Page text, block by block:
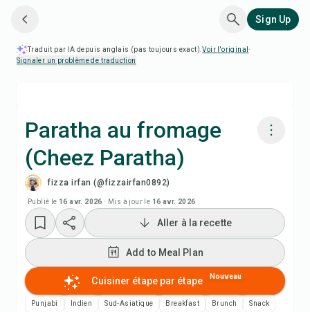
Sign Up
Traduit par IA depuis anglais (pas toujours exact).Voir l'original ·
Signaler un problème de traduction
Paratha au fromage
(Cheez Paratha)
fizza irfan (@fizzairfan0892)
Publié le 16 avr. 2026 · Mis à jour le 16 avr. 2026
Cuisiner avec Chefadora AI
Add to Meal Plan
Add to Shopping List
Notes de recette
Aller à la recette
Add to Meal Plan
Cuisiner étape par étape Nouveau
Punjabi Indien Sud-Asiatique Breakfast Brunch Snack